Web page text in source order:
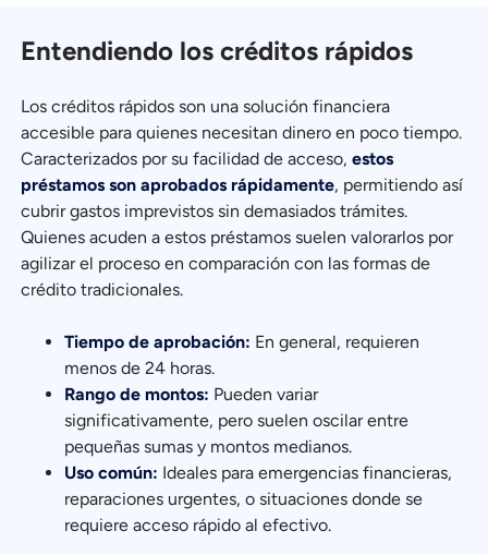
Entendiendo los créditos rápidos
Los créditos rápidos son una solución financiera
accesible para quienes necesitan dinero en poco tiempo.
Caracterizados por su facilidad de acceso,estos
préstamos son aprobados rápidamente, permitiendo así
cubrir gastos imprevistos sin demasiados trámites.
Quienes acuden a estos préstamos suelen valorarlos por
agilizar el proceso en comparación con las formas de
crédito tradicionales.
Tiempo de aprobación: En general, requieren
menos de 24 horas.
Rango de montos: Pueden variar
significativamente, pero suelen oscilar entre
pequeñas sumas y montos medianos.
Uso común: Ideales para emergencias financieras,
reparaciones urgentes, o situaciones donde se
requiere acceso rápido al efectivo.